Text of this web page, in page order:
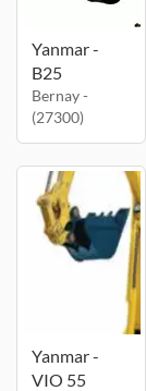
Yanmar -
B25
Bernay -
(27300)
Yanmar -
VIO 55